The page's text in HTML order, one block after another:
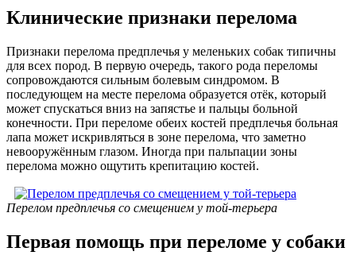
Клинические признаки перелома
Признаки перелома предплечья у меленьких собак типичны
для всех пород. В первую очередь, такого рода переломы
сопровождаются сильным болевым синдромом. В
последующем на месте перелома образуется отёк, который
может спускаться вниз на запястье и пальцы больной
конечности. При переломе обеих костей предплечья больная
лапа может искривляться в зоне перелома, что заметно
невооружённым глазом. Иногда при пальпации зоны
перелома можно ощутить крепитацию костей.
Перелом предплечья со смещением у той-терьера
Первая помощь при переломе у собаки